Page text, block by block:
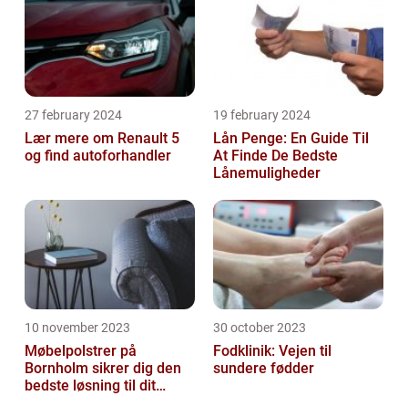
27 february 2024
Lær mere om Renault 5
og find autoforhandler
19 february 2024
Lån Penge: En Guide Til
At Finde De Bedste
Lånemuligheder
10 november 2023
Møbelpolstrer på
Bornholm sikrer dig den
bedste løsning til dit
30 october 2023
Fodklinik: Vejen til
sundere fødder